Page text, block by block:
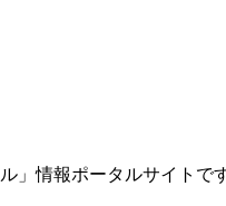
情報ポータルサイト